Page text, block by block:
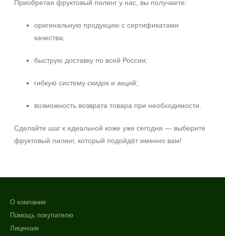
Приобретая фруктовый пилинг у нас, вы получаете:
оригинальную продукцию с сертификатами
качества;
быструю доставку по всей России;
гибкую систему скидок и акций;
возможность возврата товара при необходимости.
Сделайте шаг к идеальной коже уже сегодня — выберите
фруктовый пилинг, который подойдёт именно вам!
О компании
Помощь покупателю
Лицензия